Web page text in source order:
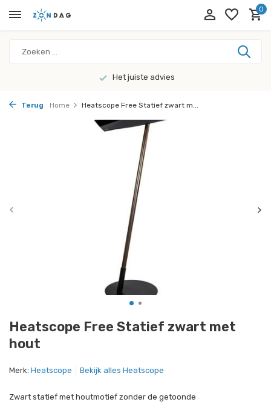
0
Het juiste advies
Terug Home Heatscope Free Statief zwart m...
Heatscope Free Statief zwart met
hout
Merk: Heatscope Bekijk alles Heatscope
Zwart statief met houtmotief zonder de getoonde